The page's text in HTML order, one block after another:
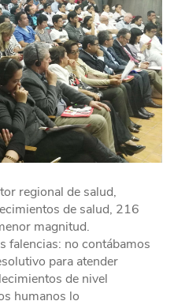
regional de salud,
de salud, 216
magnitud.
falencias: no contábamos
para atender
de nivel
humanos lo